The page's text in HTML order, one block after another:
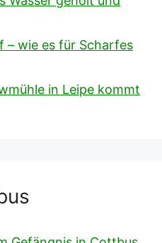
– wie es für Scharfes
in Leipe kommt